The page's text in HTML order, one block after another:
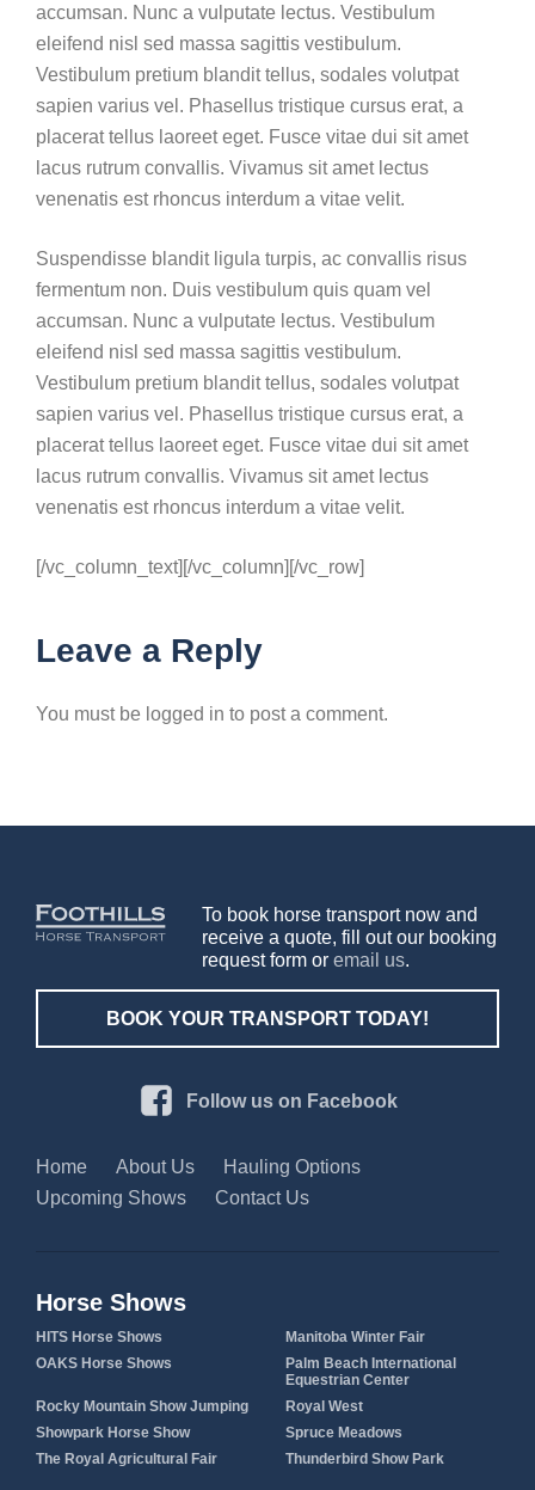
accumsan. Nunc a vulputate lectus. Vestibulum
eleifend nisl sed massa sagittis vestibulum.
Vestibulum pretium blandit tellus, sodales volutpat
sapien varius vel. Phasellus tristique cursus erat, a
placerat tellus laoreet eget. Fusce vitae dui sit amet
lacus rutrum convallis. Vivamus sit amet lectus
venenatis est rhoncus interdum a vitae velit.
Suspendisse blandit ligula turpis, ac convallis risus
fermentum non. Duis vestibulum quis quam vel
accumsan. Nunc a vulputate lectus. Vestibulum
eleifend nisl sed massa sagittis vestibulum.
Vestibulum pretium blandit tellus, sodales volutpat
sapien varius vel. Phasellus tristique cursus erat, a
placerat tellus laoreet eget. Fusce vitae dui sit amet
lacus rutrum convallis. Vivamus sit amet lectus
venenatis est rhoncus interdum a vitae velit.
[/vc_column_text][/vc_column][/vc_row]
Leave a Reply
You must be logged in to post a comment.
To book horse transport now and
receive a quote, fill out our booking
request form oremail us.
BOOK YOUR TRANSPORT TODAY!
Follow us on Facebook
Home About Us
Hauling Options
Upcoming Shows
Contact Us
Horse Shows
HITS Horse Shows
Manitoba Winter Fair
OAKS Horse Shows
Palm Beach International
Equestrian Center
Rocky Mountain Show Jumping
Royal West
Showpark Horse Show
Spruce Meadows
The Royal Agricultural Fair
Thunderbird Show Park